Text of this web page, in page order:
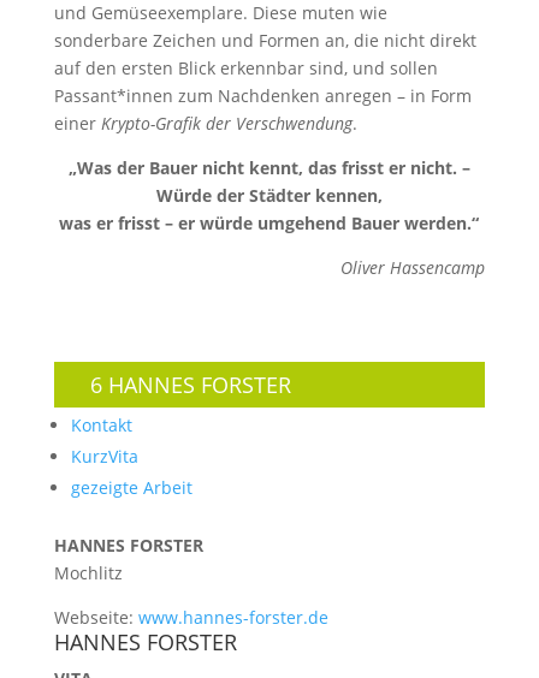
und Gemüseexemplare. Diese muten wie
sonderbare Zeichen und Formen an, die nicht direkt
auf den ersten Blick erkennbar sind, und sollen
Passant*innen zum Nachdenken anregen – in Form
einer Krypto-Grafik der Verschwendung.
„Was der Bauer nicht kennt, das frisst er nicht. –
Würde der Städter kennen,
was er frisst – er würde umgehend Bauer werden.“
Oliver Hassencamp
6 HANNES FORSTER
Kontakt
KurzVita
gezeigte Arbeit
HANNES FORSTER
Mochlitz
Webseite: www.hannes-forster.de
HANNES FORSTER